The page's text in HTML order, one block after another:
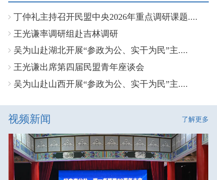
丁仲礼主持召开民盟中央2026年重点调研课题....
王光谦率调研组赴吉林调研
吴为山赴湖北开展“参政为公、实干为民”主....
王光谦出席第四届民盟青年座谈会
吴为山赴山西开展“参政为公、实干为民”主....
视频新闻 了解更多